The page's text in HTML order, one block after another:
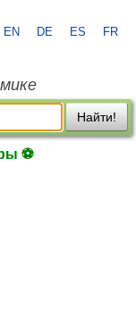
EN DE ES FR
Найти!
⚽